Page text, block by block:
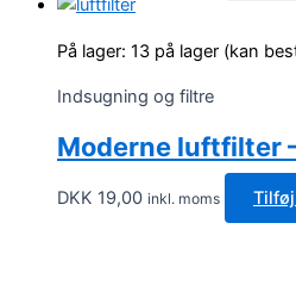
På lager: 13 på lager (kan
Indsugning og filtre
Moderne luftfilter
DKK 19,00 inkl. moms